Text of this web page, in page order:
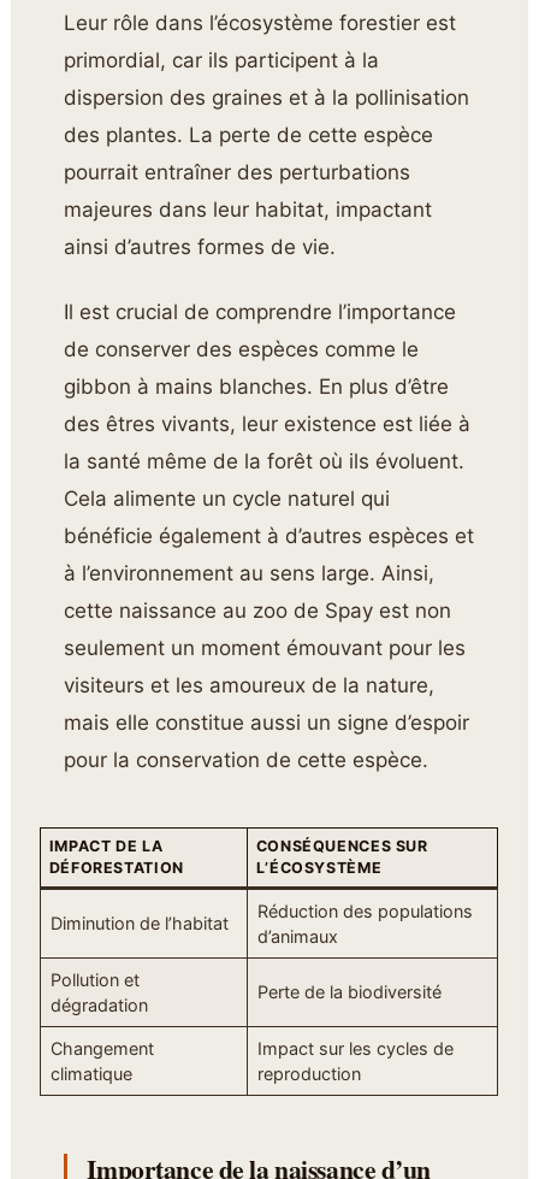
Leur rôle dans l’écosystème forestier est
primordial, car ils participent à la
dispersion des graines et à la pollinisation
des plantes. La perte de cette espèce
pourrait entraîner des perturbations
majeures dans leur habitat, impactant
ainsi d’autres formes de vie.
Il est crucial de comprendre l’importance
de conserver des espèces comme le
gibbon à mains blanches. En plus d’être
des êtres vivants, leur existence est liée à
la santé même de la forêt où ils évoluent.
Cela alimente un cycle naturel qui
bénéficie également à d’autres espèces et
à l’environnement au sens large. Ainsi,
cette naissance au zoo de Spay est non
seulement un moment émouvant pour les
visiteurs et les amoureux de la nature,
mais elle constitue aussi un signe d’espoir
pour la conservation de cette espèce.
IMPACT DE LA
DÉFORESTATION
CONSÉQUENCES SUR
L’ÉCOSYSTÈME
Diminution de l’habitat
Réduction des populations
d’animaux
Pollution et
dégradation
Perte de la biodiversité
Changement
climatique
Impact sur les cycles de
reproduction
Importance de la naissance d’un